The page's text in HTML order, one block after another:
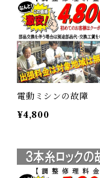
電動ミシンの故障
¥4,800